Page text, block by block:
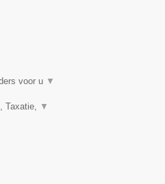
voor u ▼
Taxatie, ▼